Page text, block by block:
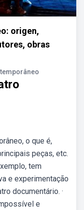
origen,
obras
o que é,
peças, etc.
tem
e experimentação
documentário. ·
e